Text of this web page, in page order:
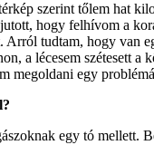
szerint tőlem hat
hogy felhívom a
tudtam, hogy van
a lécesem
megoldani egy
egy tó mellett.